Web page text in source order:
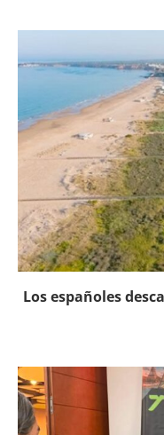
Los españoles